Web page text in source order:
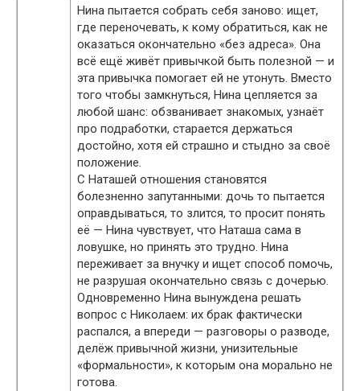
Нина пытается собрать себя заново: ищет,
где переночевать, к кому обратиться, как не
оказаться окончательно «без адреса». Она
всё ещё живёт привычкой быть полезной — и
эта привычка помогает ей не утонуть. Вместо
того чтобы замкнуться, Нина цепляется за
любой шанс: обзванивает знакомых, узнаёт
про подработки, старается держаться
достойно, хотя ей страшно и стыдно за своё
положение.
С Наташей отношения становятся
болезненно запутанными: дочь то пытается
оправдываться, то злится, то просит понять
её — Нина чувствует, что Наташа сама в
ловушке, но принять это трудно. Нина
переживает за внучку и ищет способ помочь,
не разрушая окончательно связь с дочерью.
Одновременно Нина вынуждена решать
вопрос с Николаем: их брак фактически
распался, а впереди — разговоры о разводе,
делёж привычной жизни, унизительные
«формальности», к которым она морально не
готова.